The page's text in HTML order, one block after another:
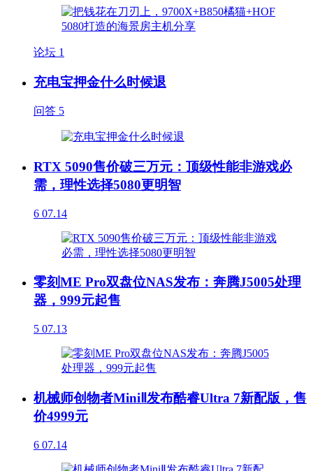
论坛 1
充电宝押金什么时候退
问答 5
RTX 5090售价破三万元：顶级性能非游戏必
需，理性选择5080更明智
6 07.14
零刻ME Pro双盘位NAS发布：奔腾J5005处理
器，999元起售
5 07.13
机械师创物者MiniⅡ发布酷睿Ultra 7新配版，售
价4999元
6 07.14